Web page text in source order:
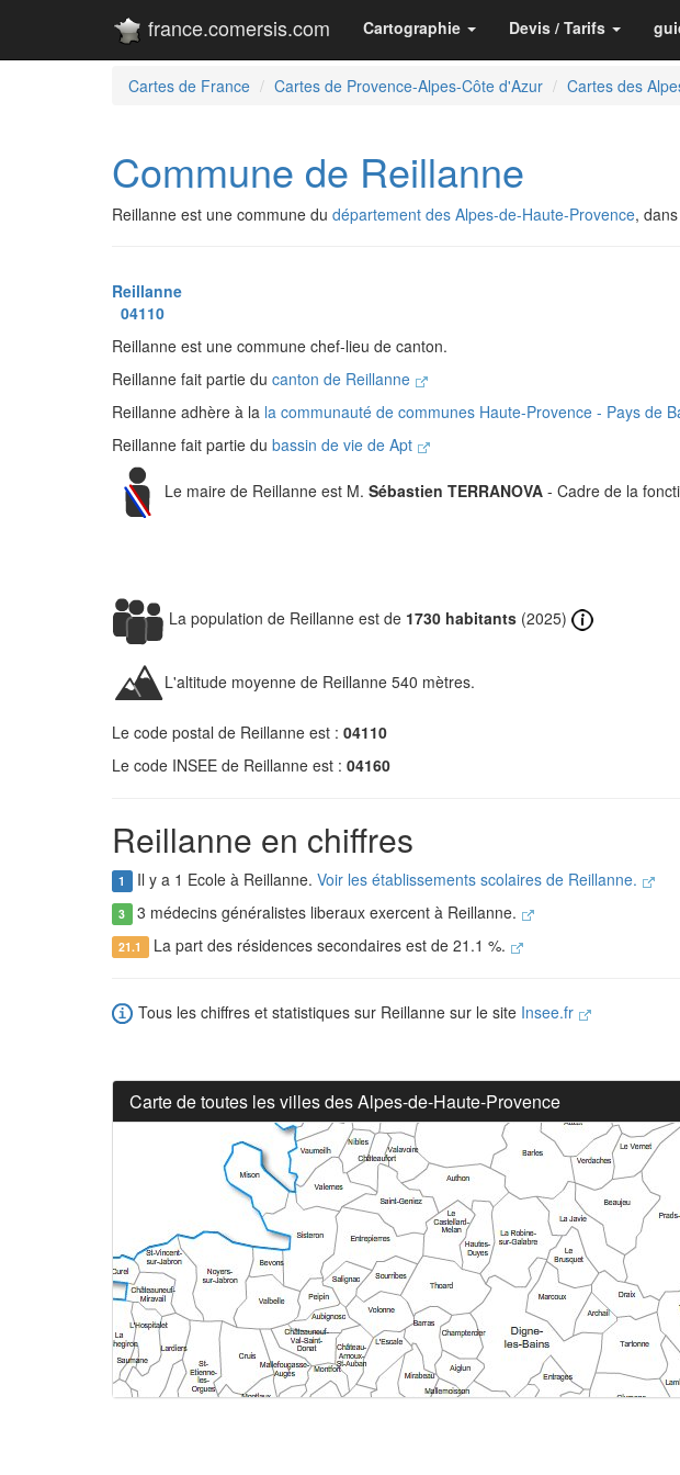
france.comersis.com Cartographie Devis / Tarifs
Cartes de France Cartes de Provence-Alpes-Côte d'Azur Cartes des
Commune de Reillanne
Reillanne est une commune du département des Alpes-de-Haute-Provence, dans
Reillanne
04110
Reillanne est une commune chef-lieu de canton.
Reillanne fait partie du canton de Reillanne
Reillanne adhère à la la communauté de communes Haute-Provence - Pays de
Reillanne fait partie du bassin de vie de Apt
Le maire de Reillanne est M. Sébastien TERRANOVA - Cadre de la
La population de Reillanne est de 1730 habitants (2025)
L'altitude moyenne de Reillanne 540 mètres.
Le code postal de Reillanne est : 04110
Le code INSEE de Reillanne est : 04160
Reillanne en chiffres
1 Il y a 1 Ecole à Reillanne. Voir les établissements scolaires de Reillanne.
3 3 médecins généralistes liberaux exercent à Reillanne.
21.1 La part des résidences secondaires est de 21.1 %.
Tous les chiffres et statistiques sur Reillanne sur le site Insee.fr
Carte de toutes les villes des Alpes-de-Haute-Provence